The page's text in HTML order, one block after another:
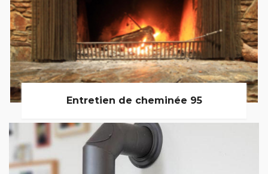
Entretien de cheminée 95